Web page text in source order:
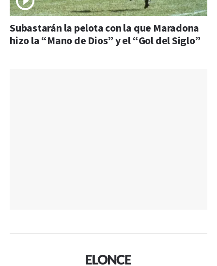
Subastarán la pelota con la que Maradona
hizo la “Mano de Dios” y el “Gol del Siglo”